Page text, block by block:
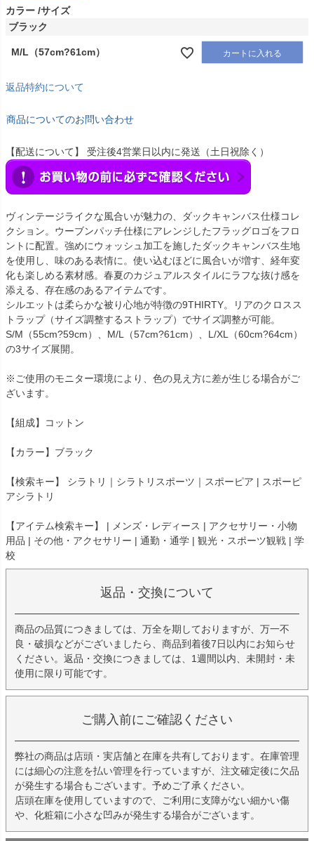
カラー サイズ
ブラック
M/L（57cm?61cm） カートに入れる
返品特約について
商品についてのお問い合わせ
【配送について】 受注後4営業日以内に発送（土日祝除く）
ヴィンテージライクな風合いが魅力の、ダックキャンバス仕様コレ
クション。ウーブンパッチ仕様にアレンジしたフラッグロゴをフロ
ントに配置。強めにウォッシュ加工を施したダックキャンバス生地
を使用し、味のある表情に。使い込むほどに風合いが増す、経年変
化も楽しめる素材感。春夏のカジュアルスタイルにラフな抜け感を
添える、存在感のあるアイテムです。
シルエットは柔らかな被り心地が特徴の9THIRTY。リアのクロスス
トラップ（サイズ調整するストラップ）でサイズ調整が可能。
S/M（55cm?59cm）、M/L（57cm?61cm）、L/XL（60cm?64cm）
の3サイズ展開。
※ご使用のモニター環境により、色の見え方に差が生じる場合がご
ざいます。
【組成】コットン
【カラー】ブラック
【検索キー】 シラトリ｜シラトリスポーツ｜スポーピア | スポーピ
アシラトリ
【アイテム検索キー】 | メンズ・レディース | アクセサリー・小物
用品 | その他・アクセサリー | 通勤・通学 | 観光・スポーツ観戦 | 学
校
返品・交換について
商品の品質につきましては、万全を期しておりますが、万一不
良・破損などがございましたら、商品到着後7日以内にお知らせ
ください。返品・交換につきましては、1週間以内、未開封・未
使用に限り可能です。
ご購入前にご確認ください
弊社の商品は店頭・実店舗と在庫を共有しております。在庫管理
には細心の注意を払い管理を行っていますが、注文確定後に欠品
が発生する場合もございます。予めご了承ください。
店頭在庫を使用していますので、ご利用に支障がない細かい傷
や、化粧箱に小さな凹みが発生する場合がございます。